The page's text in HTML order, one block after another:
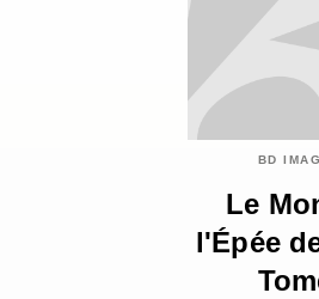
BD
Le
l'Épée